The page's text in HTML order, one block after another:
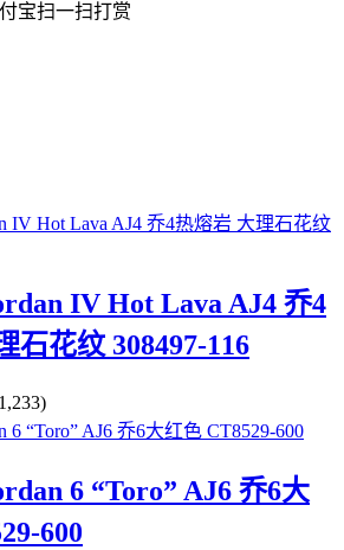
宝扫一扫打赏
IV Hot Lava AJ4 乔4
石花纹 308497-116
6 “Toro” AJ6 乔6大
600